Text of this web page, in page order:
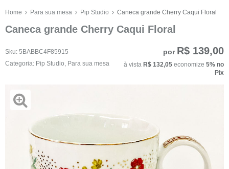
Home Para sua mesa Pip Studio Caneca grande Cherry Caqui Floral
Caneca grande Cherry Caqui Floral
Sku: 5BABBC4F85915
Categoria: Pip Studio Para sua mesa
por R$ 139,00
à vista R$ 132,05 economize 5% no
Pix